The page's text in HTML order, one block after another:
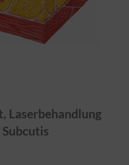
Laserbehandlung